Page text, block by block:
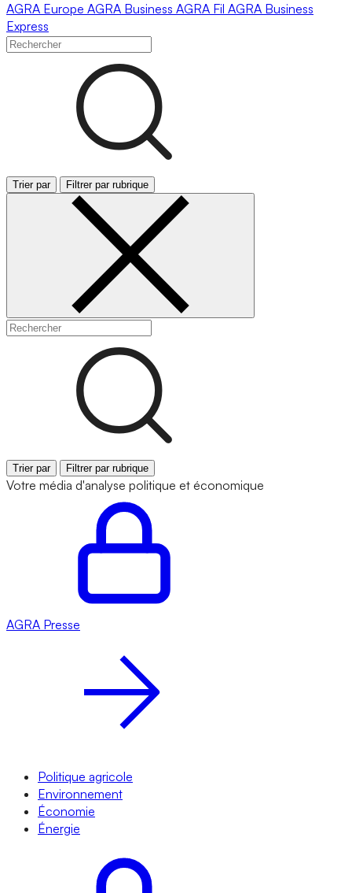
AGRA Europe AGRA Business AGRA Fil AGRA Business
Express
Trier par Filtrer par rubrique
Trier par Filtrer par rubrique
Votre média d'analyse politique et économique
AGRA Presse
Politique agricole
Environnement
Économie
Énergie